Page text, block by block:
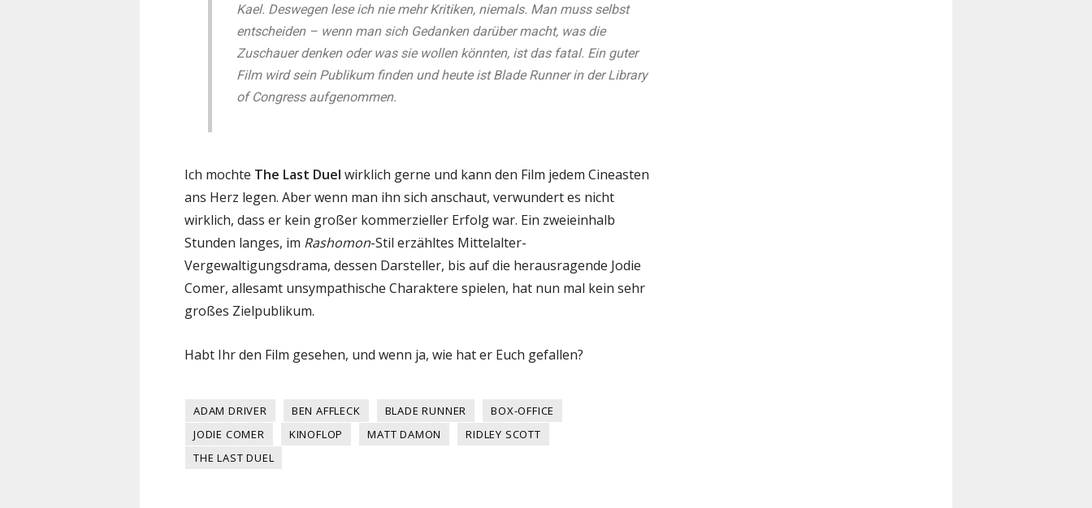
Kael. Deswegen lese ich nie mehr Kritiken, niemals. Man muss selbst
entscheiden – wenn man sich Gedanken darüber macht, was die
Zuschauer denken oder was sie wollen könnten, ist das fatal. Ein guter
Film wird sein Publikum finden und heute ist Blade Runner in der Library
of Congress aufgenommen.
Ich mochte The Last Duel wirklich gerne und kann den Film jedem Cineasten
ans Herz legen. Aber wenn man ihn sich anschaut, verwundert es nicht
wirklich, dass er kein großer kommerzieller Erfolg war. Ein zweieinhalb
Stunden langes, im Rashomon-Stil erzähltes Mittelalter-
Vergewaltigungsdrama, dessen Darsteller, bis auf die herausragende Jodie
Comer, allesamt unsympathische Charaktere spielen, hat nun mal kein sehr
großes Zielpublikum.
Habt Ihr den Film gesehen, und wenn ja, wie hat er Euch gefallen?
ADAM DRIVER BEN AFFLECK BLADE RUNNER
BOX-OFFICE
JODIE COMER
KINOFLOP MATT DAMON
RIDLEY SCOTT
THE LAST DUEL